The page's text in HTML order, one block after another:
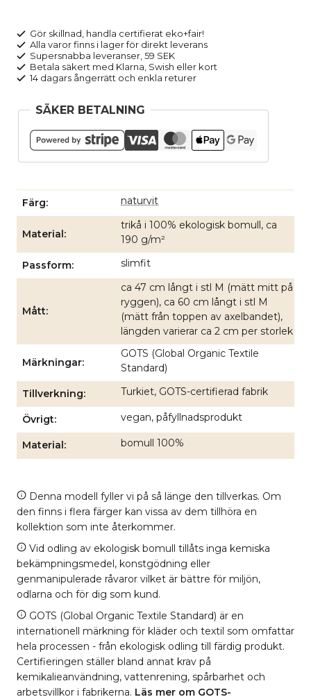
Gör skillnad, handla certifierat eko+fair!
Alla varor finns i lager för direkt leverans
Supersnabba leveranser, 59 SEK
Betala säkert med Klarna, Swish eller kort
14 dagars ångerrätt och enkla returer
SÄKER BETALNING
Färg naturvit
Material
trikå i 100% ekologisk bomull, ca
190 g/m²
Passform slimfit
Mått
ca 47 cm långt i stl M (mätt mitt på
ryggen), ca 60 cm långt i stl M
(mätt från toppen av axelbandet),
längden varierar ca 2 cm per storlek
Märkningar
GOTS (Global Organic Textile
Standard)
Tillverkning Turkiet, GOTS-certifierad fabrik
Övrigt vegan, påfyllnadsprodukt
Material bomull 100%
Denna modell fyller vi på så länge den tillverkas. Om
den finns i flera färger kan vissa av dem tillhöra en
kollektion som inte återkommer.
Vid odling av ekologisk bomull tillåts inga kemiska
bekämpningsmedel, konstgödning eller
genmanipulerade råvaror vilket är bättre för miljön,
odlarna och för dig som kund.
GOTS (Global Organic Textile Standard) är en
internationell märkning för kläder och textil som omfattar
hela processen - från ekologisk odling till färdig produkt.
Certifieringen ställer bland annat krav på
kemikalieanvändning, vattenrening, spårbarhet och
arbetsvillkor i fabrikerna. Läs mer om GOTS-